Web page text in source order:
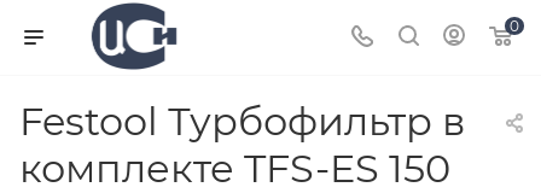
0
Festool Турбофильтр в
комплекте TFS-ES 150